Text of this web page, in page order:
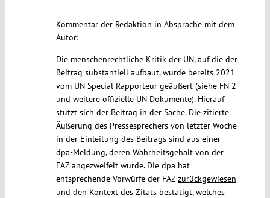
Kommentar der Redaktion in Absprache mit dem
Autor:
Die menschenrechtliche Kritik der UN, auf die der
Beitrag substantiell aufbaut, wurde bereits 2021
vom UN Special Rapporteur geäußert (siehe FN 2
und weitere offizielle UN Dokumente). Hierauf
stützt sich der Beitrag in der Sache. Die zitierte
Äußerung des Pressesprechers von letzter Woche
in der Einleitung des Beitrags sind aus einer
dpa-Meldung, deren Wahrheitsgehalt von der
FAZ angezweifelt wurde. Die dpa hat
entsprechende Vorwürfe der FAZzurückgewiesen
und den Kontext des Zitats bestätigt, welches